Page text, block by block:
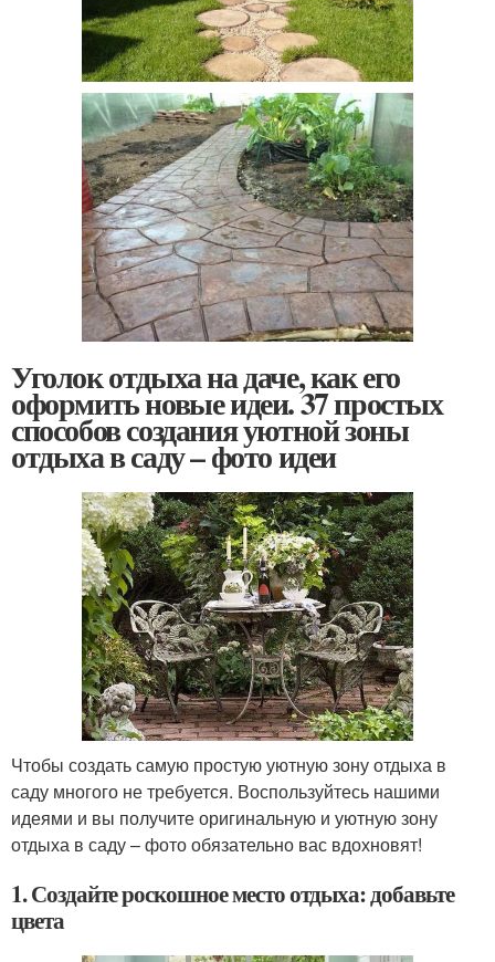
Уголок отдыха на даче, как его
оформить новые идеи. 37 простых
способов создания уютной зоны
отдыха в саду – фото идеи
Чтобы создать самую простую уютную зону отдыха в
саду многого не требуется. Воспользуйтесь нашими
идеями и вы получите оригинальную и уютную зону
отдыха в саду – фото обязательно вас вдохновят!
1. Создайте роскошное место отдыха: добавьте
цвета